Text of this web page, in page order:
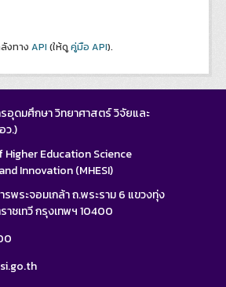
งทางAPI (ให้ดูคู่มือ API).
รอุดมศึกษา วิทยาศาสตร์ วิจัยและ
ว.)
Education Science
Innovation (MHESI)
พระจอมเกล้า ถ.พระราม 6 แขวงทุ่ง
าชเทวี กรุงเทพฯ 10400